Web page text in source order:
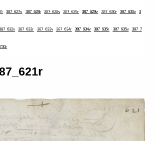
387_627v 387_628r 387_628v 387_629r 387_629v 387_630r 387_630v 3
387_633r 387_633v 387_634r 387_634v 387_635r 387_635v 387_7